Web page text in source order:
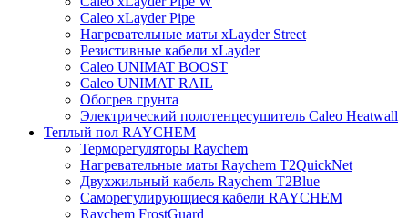
Caleo xLayder Pipe
Нагревательные маты xLayder Street
Резистивные кабели xLayder
Caleo UNIMAT BOOST
Caleo UNIMAT RAIL
Обогрев грунта
Электрический полотенцесушитель Caleo Heatwall
Теплый пол RAYCHEM
Терморегуляторы Raychem
Нагревательные маты Raychem T2QuickNet
Двухжильный кабель Raychem T2Blue
Саморегулирующиеся кабели RAYCHEM
Raychem FrostGuard